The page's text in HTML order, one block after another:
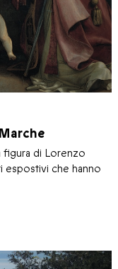
di Lorenzo
che hanno